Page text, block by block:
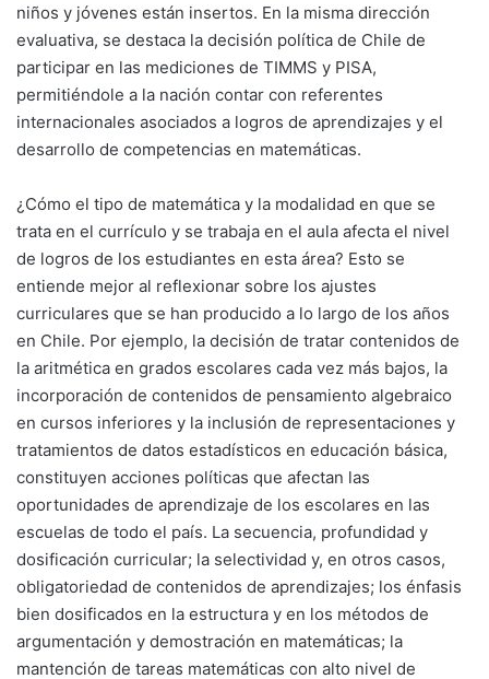
niños y jóvenes están insertos. En la misma dirección
evaluativa, se destaca la decisión política de Chile de
participar en las mediciones de TIMMS y PISA,
permitiéndole a la nación contar con referentes
internacionales asociados a logros de aprendizajes y el
desarrollo de competencias en matemáticas.
¿Cómo el tipo de matemática y la modalidad en que se
trata en el currículo y se trabaja en el aula afecta el nivel
de logros de los estudiantes en esta área? Esto se
entiende mejor al reflexionar sobre los ajustes
curriculares que se han producido a lo largo de los años
en Chile. Por ejemplo, la decisión de tratar contenidos de
la aritmética en grados escolares cada vez más bajos, la
incorporación de contenidos de pensamiento algebraico
en cursos inferiores y la inclusión de representaciones y
tratamientos de datos estadísticos en educación básica,
constituyen acciones políticas que afectan las
oportunidades de aprendizaje de los escolares en las
escuelas de todo el país. La secuencia, profundidad y
dosificación curricular; la selectividad y, en otros casos,
obligatoriedad de contenidos de aprendizajes; los énfasis
bien dosificados en la estructura y en los métodos de
argumentación y demostración en matemáticas; la
mantención de tareas matemáticas con alto nivel de